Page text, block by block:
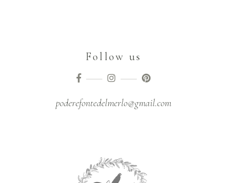
Follow us
poderefontedelmerlo@gmail.com